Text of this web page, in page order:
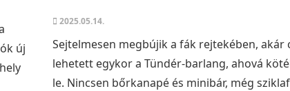
új
2025.05.14.
Sejtelmesen megbújik a fák rejtekében, akár
lehetett egykor a Tündér-barlang, ahová
le. Nincsen bőrkanapé és minibár, még